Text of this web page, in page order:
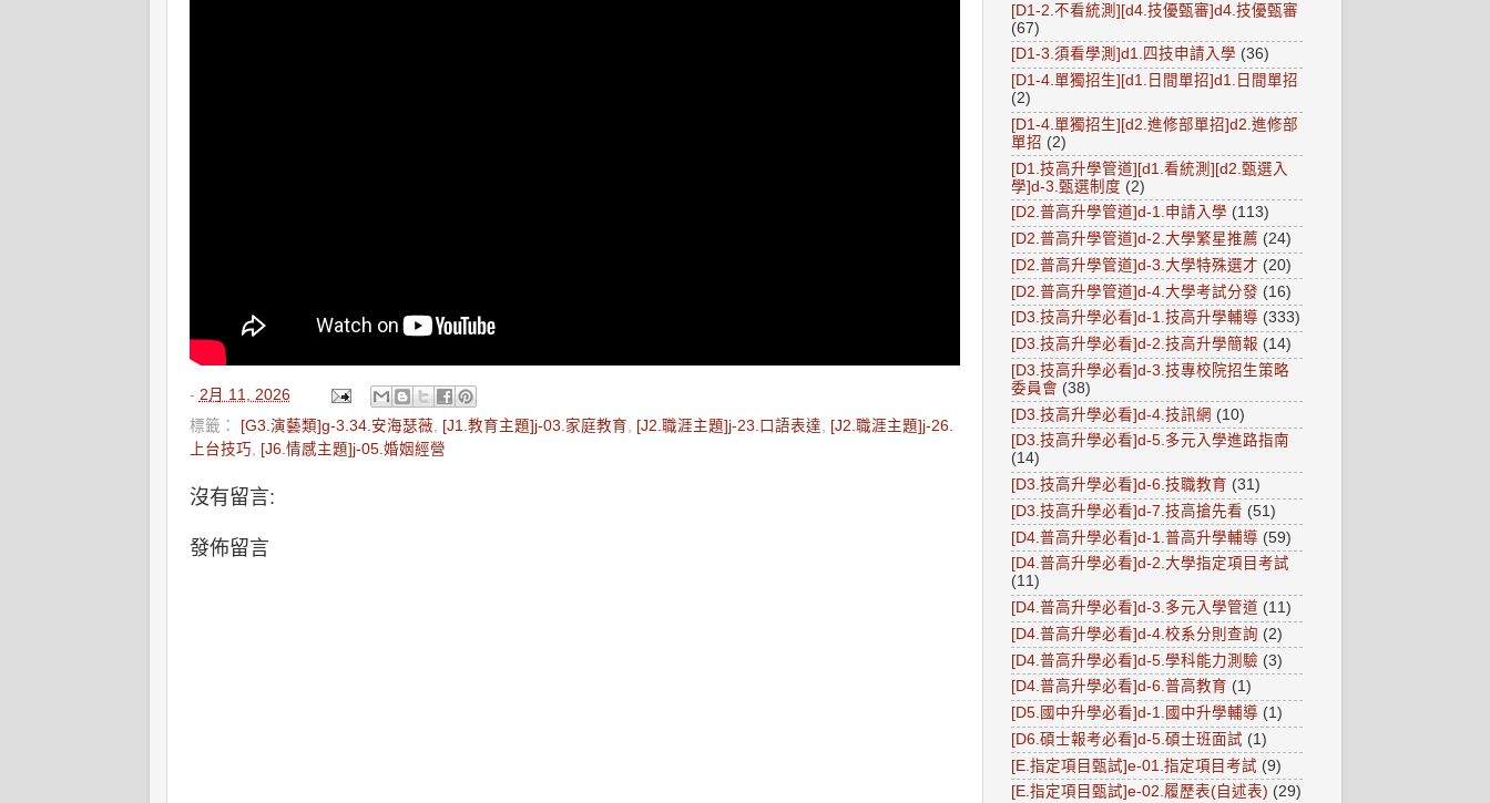
- 2月 11, 2026
標籤：
[G3.演藝類]g-3.34.安海瑟薇, [J1.教育主題]j-03.家庭教育, [J2.職涯主題]j-23.口語表達, [J2.職涯主題]j-26.
上台技巧, [J6.情感主題]j-05.婚姻經營
沒有留言:
發佈留言
[D1-2.不看統測][d4.技優甄審]d4.技優甄審
(67)
[D1-3.須看學測]d1.四技申請入學 (36)
[D1-4.單獨招生][d1.日間單招]d1.日間單招
(2)
[D1-4.單獨招生][d2.進修部單招]d2.進修部
單招 (2)
[D1.技高升學管道][d1.看統測][d2.甄選入
學]d-3.甄選制度 (2)
[D2.普高升學管道]d-1.申請入學 (113)
[D2.普高升學管道]d-2.大學繁星推薦 (24)
[D2.普高升學管道]d-3.大學特殊選才 (20)
[D2.普高升學管道]d-4.大學考試分發 (16)
[D3.技高升學必看]d-1.技高升學輔導 (333)
[D3.技高升學必看]d-2.技高升學簡報 (14)
[D3.技高升學必看]d-3.技專校院招生策略
委員會 (38)
[D3.技高升學必看]d-4.技訊網 (10)
[D3.技高升學必看]d-5.多元入學進路指南
(14)
[D3.技高升學必看]d-6.技職教育 (31)
[D3.技高升學必看]d-7.技高搶先看 (51)
[D4.普高升學必看]d-1.普高升學輔導 (59)
[D4.普高升學必看]d-2.大學指定項目考試
(11)
[D4.普高升學必看]d-3.多元入學管道 (11)
[D4.普高升學必看]d-4.校系分則查詢 (2)
[D4.普高升學必看]d-5.學科能力測驗 (3)
[D4.普高升學必看]d-6.普高教育 (1)
[D5.國中升學必看]d-1.國中升學輔導 (1)
[D6.碩士報考必看]d-5.碩士班面試 (1)
[E.指定項目甄試]e-01.指定項目考試 (9)
[E.指定項目甄試]e-02.履歷表(自述表) (29)